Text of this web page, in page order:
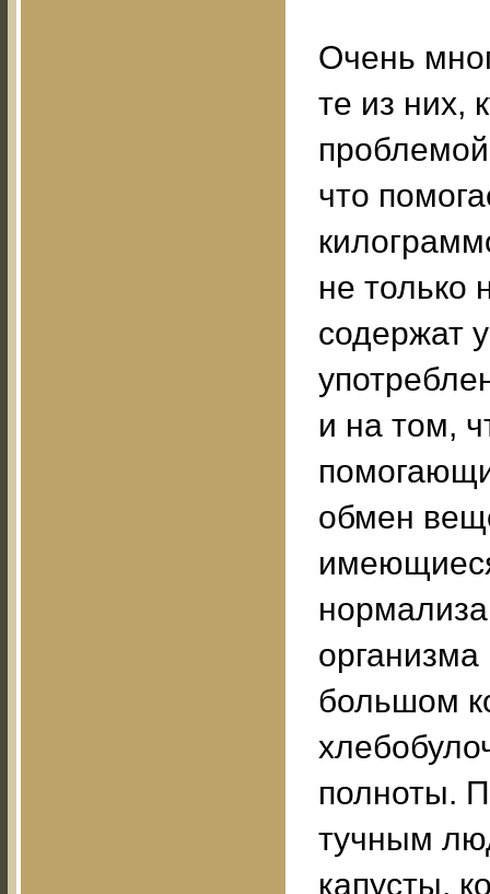
Очень
те из них,
что
не только
содержат
и на том,
обмен
организма
большом
полноты.
тучным
капусты,